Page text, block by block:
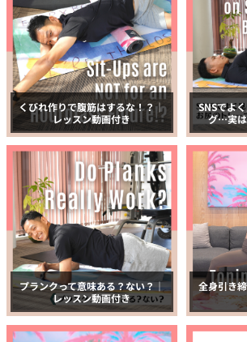
くびれ作りで腹筋はするな！？｜
レッスン動画付き
SNSでよ
グ…実は
プランクって意味ある？ない？｜
レッスン動画付き
全身引き